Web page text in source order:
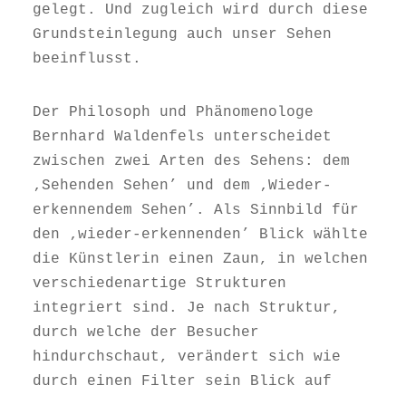
gelegt. Und zugleich wird durch diese
Grundsteinlegung auch unser Sehen
beeinflusst.
Der Philosoph und Phänomenologe
Bernhard Waldenfels unterscheidet
zwischen zwei Arten des Sehens: dem
‚Sehenden Sehen’ und dem ‚Wieder-
erkennendem Sehen’. Als Sinnbild für
den ‚wieder-erkennenden’ Blick wählte
die Künstlerin einen Zaun, in welchen
verschiedenartige Strukturen
integriert sind. Je nach Struktur,
durch welche der Besucher
hindurchschaut, verändert sich wie
durch einen Filter sein Blick auf